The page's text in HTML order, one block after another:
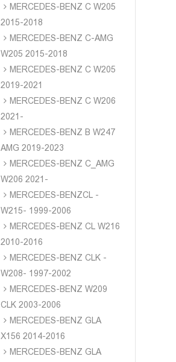
MERCEDES-BENZ C W205
2015-2018
MERCEDES-BENZ C-AMG
W205 2015-2018
MERCEDES-BENZ C W205
2019-2021
MERCEDES-BENZ C W206
2021-
MERCEDES-BENZ B W247
AMG 2019-2023
MERCEDES-BENZ C_AMG
W206 2021-
MERCEDES-BENZCL -
W215- 1999-2006
MERCEDES-BENZ CL W216
2010-2016
MERCEDES-BENZ CLK -
W208- 1997-2002
MERCEDES-BENZ W209
CLK 2003-2006
MERCEDES-BENZ GLA
X156 2014-2016
MERCEDES-BENZ GLA